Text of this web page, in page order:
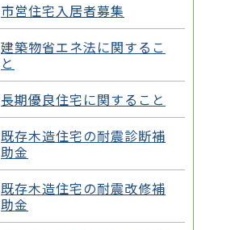
市営住宅入居者募集
建築物省エネ法に関するこ
と
長期優良住宅に関すること
既存木造住宅の耐震診断補
助金
既存木造住宅の耐震改修補
助金